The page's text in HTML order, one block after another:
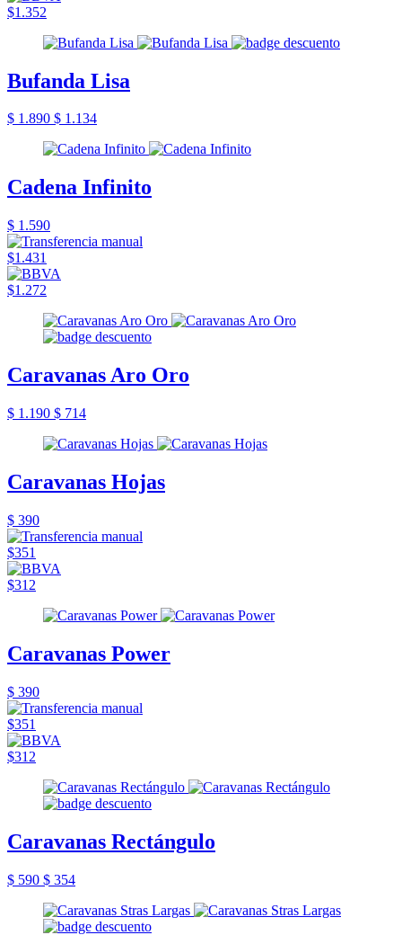
$1.352
Bufanda Lisa
$ 1.890 $ 1.134
Cadena Infinito
$ 1.590
$1.431
$1.272
Caravanas Aro Oro
$ 1.190 $ 714
Caravanas Hojas
$ 390
$351
$312
Caravanas Power
$ 390
$351
$312
Caravanas Rectángulo
$ 590 $ 354